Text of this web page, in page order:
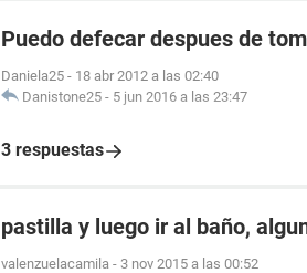
Puedo defecar despues de
Daniela25 - 18 abr 2012 a las 02:40
Danistone25 - 5 jun 2016 a las 23:47
3 respuestas
pastilla y luego ir al baño,
valenzuelacamila - 3 nov 2015 a las 00:52